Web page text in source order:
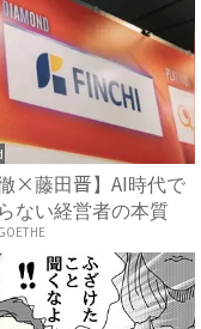
徹×藤田晋】AI時代で
ない経営者の本質